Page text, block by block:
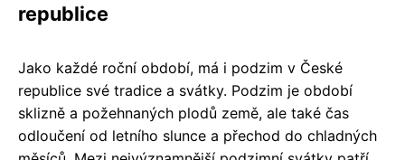
republice
Jako každé roční období, má i podzim v České
republice své tradice a svátky. Podzim je období
sklizně a požehnaných plodů země, ale také čas
odloučení od letního slunce a přechod do chladných